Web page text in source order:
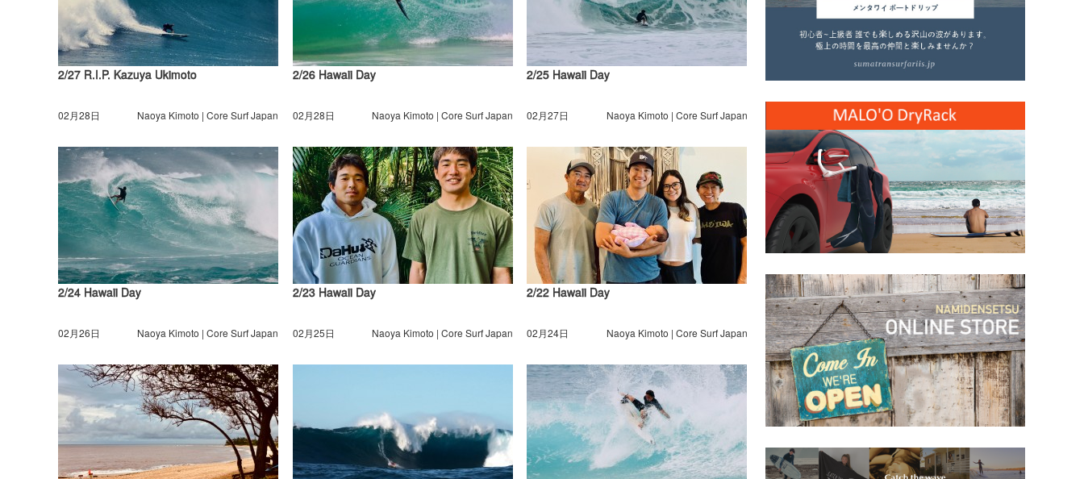
2/27 R.I.P. Kazuya Ukimoto
02月28日 Naoya Kimoto | Core Surf Japan
2/26 Hawaii Day
02月28日 Naoya Kimoto | Core Surf Japan
2/25 Hawaii Day
02月27日 Naoya Kimoto | Core Surf Japan
2/24 Hawaii Day
02月26日 Naoya Kimoto | Core Surf Japan
2/23 Hawaii Day
02月25日 Naoya Kimoto | Core Surf Japan
2/22 Hawaii Day
02月24日 Naoya Kimoto | Core Surf Japan